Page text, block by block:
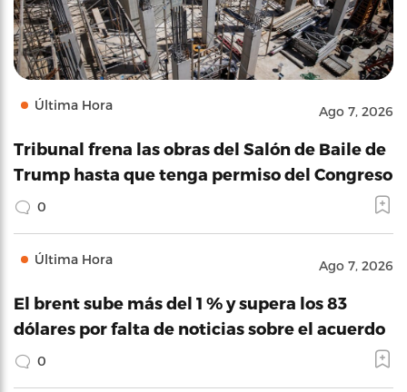
Última Hora Ago 7, 2026
Tribunal frena las obras del Salón de Baile de
Trump hasta que tenga permiso del Congreso
0
Última Hora Ago 7, 2026
El brent sube más del 1 % y supera los 83
dólares por falta de noticias sobre el acuerdo
0